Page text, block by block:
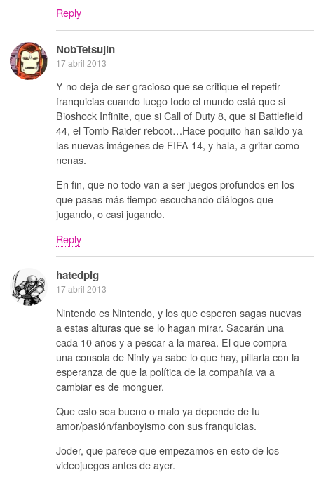
Reply
NobTetsujin
17 abril 2013
Y no deja de ser gracioso que se critique el repetir
franquicias cuando luego todo el mundo está que si
Bioshock Infinite, que si Call of Duty 8, que si Battlefield
44, el Tomb Raider reboot…Hace poquito han salido ya
las nuevas imágenes de FIFA 14, y hala, a gritar como
nenas.
En fin, que no todo van a ser juegos profundos en los
que pasas más tiempo escuchando diálogos que
jugando, o casi jugando.
Reply
hatedpig
17 abril 2013
Nintendo es Nintendo, y los que esperen sagas nuevas
a estas alturas que se lo hagan mirar. Sacarán una
cada 10 años y a pescar a la marea. El que compra
una consola de Ninty ya sabe lo que hay, pillarla con la
esperanza de que la política de la compañía va a
cambiar es de monguer.
Que esto sea bueno o malo ya depende de tu
amor/pasión/fanboyismo con sus franquicias.
Joder, que parece que empezamos en esto de los
videojuegos antes de ayer.